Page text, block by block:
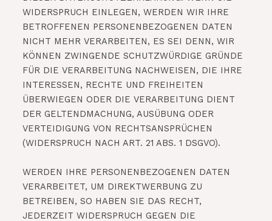
WIDERSPRUCH EINLEGEN, WERDEN WIR IHRE
BETROFFENEN PERSONENBEZOGENEN DATEN
NICHT MEHR VERARBEITEN, ES SEI DENN, WIR
KÖNNEN ZWINGENDE SCHUTZWÜRDIGE GRÜNDE
FÜR DIE VERARBEITUNG NACHWEISEN, DIE IHRE
INTERESSEN, RECHTE UND FREIHEITEN
ÜBERWIEGEN ODER DIE VERARBEITUNG DIENT
DER GELTENDMACHUNG, AUSÜBUNG ODER
VERTEIDIGUNG VON RECHTSANSPRÜCHEN
(WIDERSPRUCH NACH ART. 21 ABS. 1 DSGVO).
WERDEN IHRE PERSONENBEZOGENEN DATEN
VERARBEITET, UM DIREKTWERBUNG ZU
BETREIBEN, SO HABEN SIE DAS RECHT,
JEDERZEIT WIDERSPRUCH GEGEN DIE